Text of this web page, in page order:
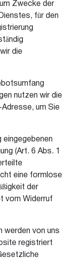
Zwecke der
für den
die
nutzen wir die
um Sie
eingegebenen
(Art. 6 Abs. 1
eine formlose
der
vom Widerruf
werden von uns
registriert